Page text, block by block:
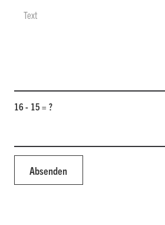
16 - 15 = ?
Absenden